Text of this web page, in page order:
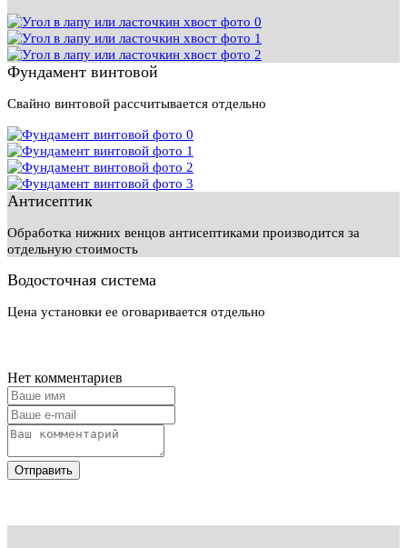
Фундамент винтовой
Свайно винтовой рассчитывается отдельно
Антисептик
Обработка нижних венцов антисептиками производится за
отдельную стоимость
Водосточная система
Цена установки ее оговаривается отдельно
Нет комментариев
Отправить